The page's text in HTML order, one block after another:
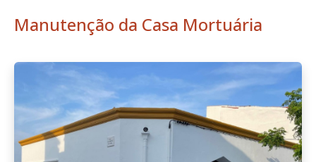
Manutenção da Casa Mortuária